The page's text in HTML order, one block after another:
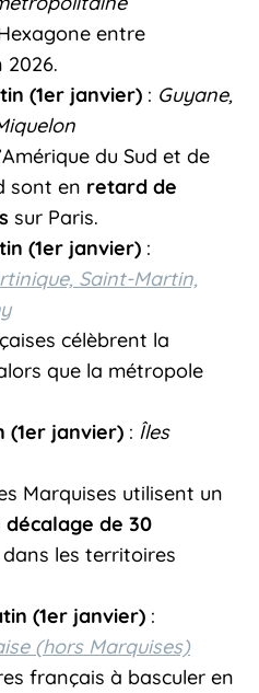
entre
(1er janvier) : Guyane,
du Sud et de
sont en retard de
sur Paris.
(1er janvier) :
Saint-Martin,
célèbrent la
que la métropole
(1er janvier) : Îles
Marquises utilisent un
décalage de 30
dans les territoires
(1er janvier) :
(hors Marquises)
français à basculer en